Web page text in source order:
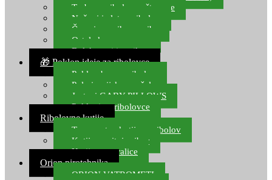
Torbe za ribolovne štapove
Noževi i alat za ribolov
Čamci za prihranu ribe
Ostala kamp oprema
Dalekozori i optika
🎁 Poklon ideje za ribolovce
Poklon bon za ribolov
Polarizacijske naočale
Jastuci GABY PILLOWS
Pokloni za ribolovce
Ribolovne kutije
Transportne kutije za ribolov
Kutije za sitni pribor
Kutije za varalice
Orion pirotehnika
ORION VATROMETI